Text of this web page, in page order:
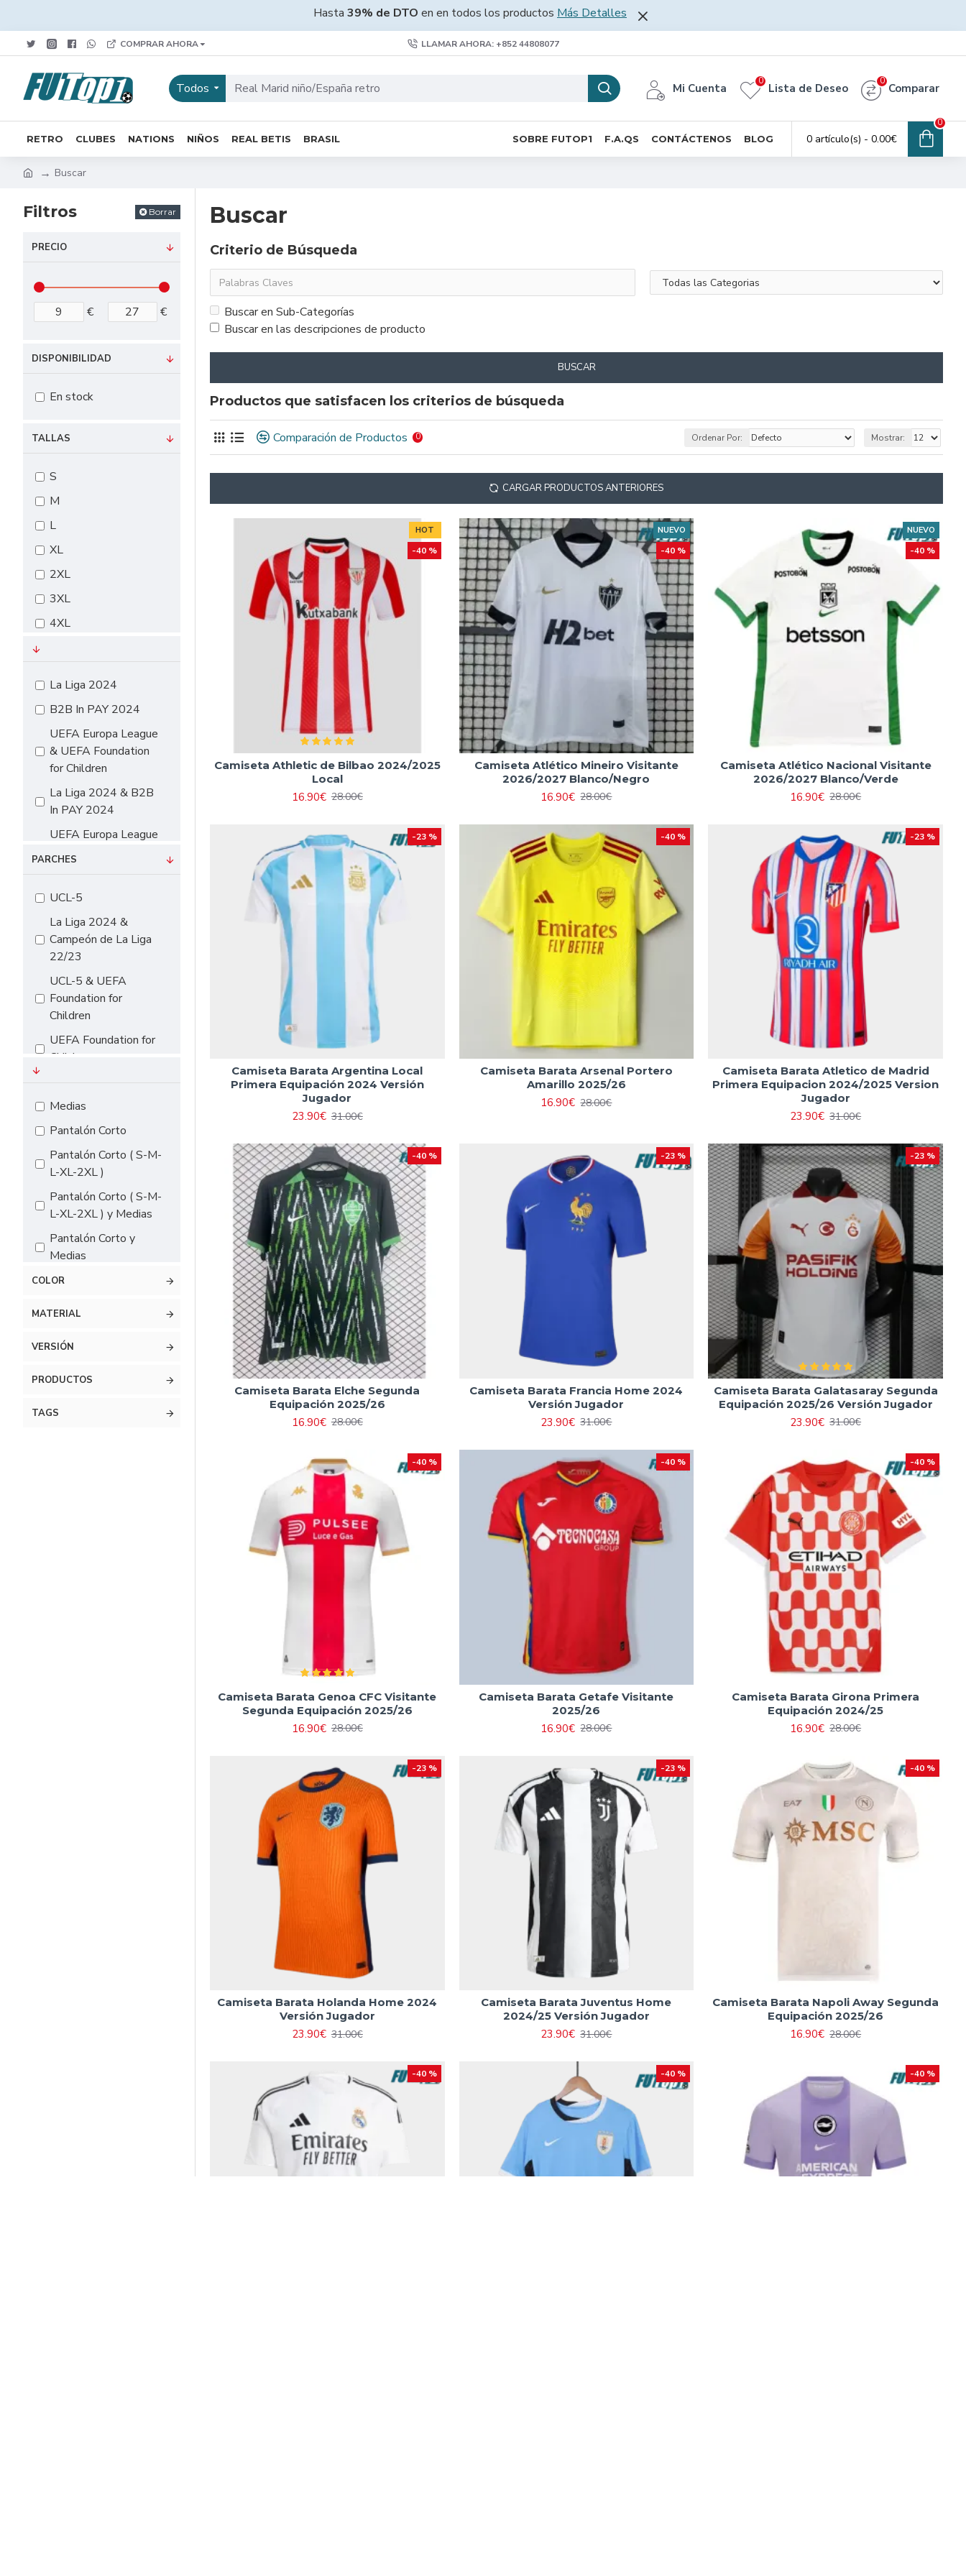
Hasta 39% de DTO en en todos los productos Más Detalles
COMPRAR AHORA LLAMAR AHORA: +852 44808077
Todos Mi Cuenta Lista de Deseo
0
Comparar
0
RETRO CLUBES NATIONS NIÑOS REAL BETIS BRASIL SOBRE FUTOP1 F.A.QS CONTÁCTENOS BLOG 0 artículo(s) - 0.00€
0
Buscar
Filtros Borrar
PRECIO
€ €
COLOR
MATERIAL
VERSIÓN
PRODUCTOS
TALLAS
S
M
L
XL
2XL
3XL
4XL
#24 135cm-145cm
#26 145cm-155cm
#28 155cm-165cm
La Liga 2024
B2B In PAY 2024
UEFA Europa League
& UEFA Foundation
for Children
La Liga 2024 & B2B
In PAY 2024
UEFA Europa League
& UEFA Foundation
PARCHES
UCL-5
La Liga 2024 &
Campeón de La Liga
22/23
UCL-5 & UEFA
Foundation for
Children
UEFA Foundation for
Children
Premier League
La Liga 2024
Bundesliga
EURO 2024
Serie A
Medias
Pantalón Corto
Pantalón Corto ( S-M-
L-XL-2XL )
Pantalón Corto ( S-M-
L-XL-2XL ) y Medias
Pantalón Corto y
Medias
Pantalón Largo
TAGS
DISPONIBILIDAD
En stock
Buscar
Criterio de Búsqueda
Buscar en Sub-Categorías
Buscar en las descripciones de producto
BUSCAR
Productos que satisfacen los criterios de búsqueda
Comparación de Productos 0 Ordenar Por: Mostrar:
CARGAR PRODUCTOS ANTERIORES
HOT
-40 %
Camiseta Athletic de Bilbao 2024/2025
Local
16.90€ 28.00€
NUEVO
-40 %
Camiseta Atlético Mineiro Visitante
2026/2027 Blanco/Negro
16.90€ 28.00€
NUEVO
-40 %
Camiseta Atlético Nacional Visitante
2026/2027 Blanco/Verde
16.90€ 28.00€
-23 %
Camiseta Barata Argentina Local
Primera Equipación 2024 Versión
Jugador
23.90€ 31.00€
-40 %
Camiseta Barata Arsenal Portero
Amarillo 2025/26
16.90€ 28.00€
-23 %
Camiseta Barata Atletico de Madrid
Primera Equipacion 2024/2025 Version
Jugador
23.90€ 31.00€
-40 %
Camiseta Barata Elche Segunda
Equipación 2025/26
16.90€ 28.00€
-23 %
Camiseta Barata Francia Home 2024
Versión Jugador
23.90€ 31.00€
-23 %
Camiseta Barata Galatasaray Segunda
Equipación 2025/26 Versión Jugador
23.90€ 31.00€
-40 %
Camiseta Barata Genoa CFC Visitante
Segunda Equipación 2025/26
16.90€ 28.00€
-40 %
Camiseta Barata Getafe Visitante
2025/26
16.90€ 28.00€
-40 %
Camiseta Barata Girona Primera
Equipación 2024/25
16.90€ 28.00€
-23 %
Camiseta Barata Holanda Home 2024
Versión Jugador
23.90€ 31.00€
-23 %
Camiseta Barata Juventus Home
2024/25 Versión Jugador
23.90€ 31.00€
-40 %
Camiseta Barata Napoli Away Segunda
Equipación 2025/26
16.90€ 28.00€
-40 % -40 % -40 %